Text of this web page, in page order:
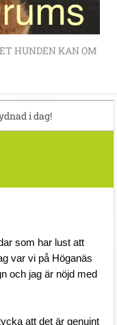
HUNDEN KAN OM
i dag!
var vi på Höganäs
och jag är nöjd med